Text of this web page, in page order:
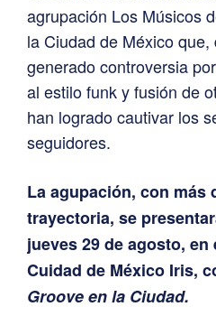
agrupación Los Músicos
la Ciudad de México
generado controversia
al estilo funk y fusión de
han logrado cautivar los
seguidores.
La agupación, con más
trayectoria, se
jueves 29 de agosto, en
Cuidad de México Iris,
Groove en la Ciudad.